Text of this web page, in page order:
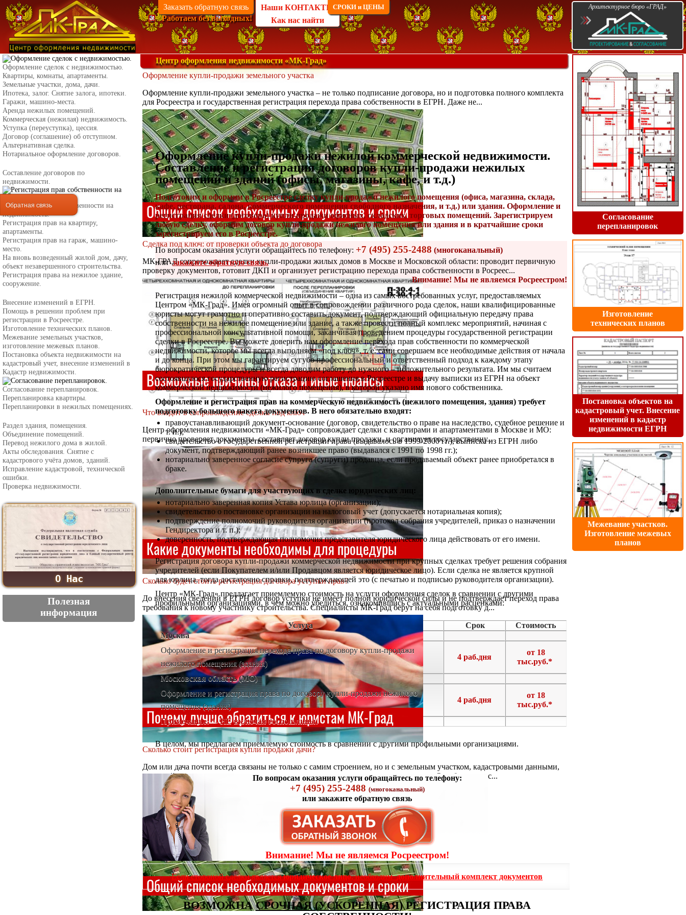
Заказать обратную связь
Работаем без выходных!
Наши КОНТАКТЫ
Как нас найти
СРОКИ и ЦЕНЫ Архитектурное бюро «ГРАД»
Центр оформления недвижимости «МК-Град»
Оформление купли-продажи земельного участка
Оформление купли-продажи земельного участка – не только подписание договора, но и подготовка полного комплекта
для Росреестра и государственная регистрация перехода права собственности в ЕГРН. Даже не...
Сделка под ключ: от проверки объекта до договора
МК-ГРАД сопровождает сделки купли-продажи жилых домов в Москве и Московской области: проводит первичную
проверку документов, готовит ДКП и организует регистрацию перехода права собственности в Росреес...
Что входит в сопровождение сделки под ключ
Центр оформления недвижимости «МК-Град» сопровождает сделки с квартирами и апартаментами в Москве и МО:
первично проверяет документы, составляет договор купли продажи, и организует государственну...
Сколько будет стоить регистрация договора уступки прав?
До внесения сведений в ЕГРН договор уступки не имеет полной юридической силы и не подтверждает переход права
требования к новому участнику строительства. Специалисты МК-Град берут на себя подготовку д...
Сколько стоит регистрация купли продажи дачи?
Дом или дача почти всегда связаны не только с самим строением, но и с земельным участком, кадастровыми данными,
историей владения, возможными ограничениями и зарегистрированными лицами. Ошибка в адрес...
Оформление купли-продажи нежилой коммерческой недвижимости.
Составление и регистрация договоров купли-продажи нежилых
помещений и зданий (офисы, магазины, кафе, и т.д.)
Подготовим и оформим в Росреестре сделку купли-продажи нежилого помещения (офиса, магазина, склада,
кафе, ресторана, салона, коммерческого помещения свободного назначения, и т.д.) или здания. Оформление и
регистрация сделки (договора) купли-продажи офисных, складских, торговых помещений. Зарегистрируем
любую сделку, оформим договор купли-продажи нежилого помещения или здания и в кратчайшие сроки
зарегистрируем его в Росреестре.
По вопросам оказания услуги обращайтесь по телефону: +7 (495) 255-2488 (многоканальный)
илизакажите обратную связь.
Внимание! Мы не являемся Росреестром!
Регистрация нежилой коммерческой недвижимости – одна из самых востребованных услуг, предоставляемых
Центром «МК-Град». Имея огромный опыт в сопровождении различного рода сделок, наши квалифицированные
юристы могут грамотно и оперативно составить документ, подтверждающий официальную передачу права
собственности на нежилое помещение или здание, а также провести полный комплекс мероприятий, начиная с
профессиональной консультативной помощи, заканчивая проведением процедуры государственной регистрации
сделки в Росреестре. Вы можете доверить нам оформление перехода прав собственности по коммерческой
недвижимости, которое мы всегда выполняем «под ключ», т. е. сами совершаем все необходимые действия от начала
и до конца. При этом мы гарантируем сугубо профессиональный и ответственный подход к каждому этапу
бюрократической процедуры и всегда доводим работу до нужного – положительного результата. Им мы считаем
состоявшуюся государственную регистрацию соглашения в Росреестре и выдачу выписки из ЕГРН на объект
коммерческой недвижимости (нежилого помещения), в которой указано имя нового собственника.
Оформление и регистрация прав на коммерческую недвижимость (нежилого помещения, здания) требует
подготовку большого пакета документов. В него обязательно входят:
правоустанавливающий документ-основание (договор, свидетельство о праве на наследство, судебное решение и
т. п.);
свидетельство о государственной регистрации права (выдавалось в 1999-2000 гг.), выписка из ЕГРН либо
документ, подтверждающий ранее возникшее право (выдавался с 1991 по 1998 гг.);
нотариально заверенное согласие супруга (супруги) продавца, если продаваемый объект ранее приобретался в
браке.
Дополнительные бумаги для участвующих в сделке юридических лиц:
нотариально заверенная копия Устава юрлица (организации);
свидетельство о постановке организации на налоговый учет (допускается нотариальная копия);
подтверждение полномочий руководителя организации (протокол собрания учредителей, приказ о назначении
Гендиректора и т. п.);
доверенность, подтверждающая полномочия представителя юридического лица действовать от его имени.
Регистрация договора купли-продажи коммерческой недвижимости при крупных сделках требует решения собрания
учредителей (если Покупателем и/или Продавцом является юридическое лицо). Если сделка не является крупной
для юрлица, тогда достаточно справки, подтверждающей это (с печатью и подписью руководителя организации).
Центр «МК-Град» предлагает приемлемую стоимость на услуги оформления сделок в сравнении с другими
профильными организациями, в чем можно убедиться, ознакомившись с актуальными расценками:
Услуга Срок
Стоимость
Москва
Оформление и регистрация перехода права по договору купли-продажи
нежилого помещения (здания)
4 раб.дня
от 18
тыс.руб.*
Московская область (МО)
Оформление и регистрация права по договору купли-продажи нежилого
помещения (здания)
4 раб.дня
от 18
тыс.руб.*
Примечание: *- НЕ включая госпошлины.
В целом, мы предлагаем приемлемую стоимость в сравнении с другими профильными организациями.
По вопросам оказания услуги обращайтесь по телефону:
+7 (495) 255-2488 (многоканальный)
или закажите обратную связь
Внимание! Мы не являемся Росреестром!
Если стороной сделки являетсяюридическое лицо, необходимдополнительный комплект документов
ВОЗМОЖНАСРОЧНАЯ (УСКОРЕННАЯ)РЕГИСТРАЦИЯ ПРАВА
Оформление сделок с недвижимостью.
Квартиры, комнаты, апартаменты.
Земельные участки, дома, дачи.
Ипотека, залог. Снятие залога, ипотеки.
Гаражи, машино-места.
Аренда нежилых помещений.
Коммерческая (нежилая) недвижимость.
Уступка (переуступка), цессия.
Договор (соглашение) об отступном.
Альтернативная сделка.
Нотариальное оформление договоров.
Составление договоров по
недвижимости.
Регистрация прав собственности на
недвижимость.
Регистрация прав на квартиру,
апартаменты.
Регистрация прав на гараж, машино-
место.
На вновь возведенный жилой дом, дачу,
объект незавершенного строительства.
Регистрация права на нежилое здание,
сооружение.
Внесение изменений в ЕГРН.
Помощь в решении проблем при
регистрации в Росреестре.
Изготовление технических планов.
Межевание земельных участков,
изготовление межевых планов.
Постановка объекта недвижимости на
кадастровый учет, внесение изменений в
Кадастр недвижимости.
Согласование перепланировок.
Перепланировка квартиры.
Перепланировки в нежилых помещениях.
Раздел здания, помещения.
Объединение помещений.
Перевод нежилого дома в жилой.
Акты обследования. Снятие с
кадастрового учёта домов, зданий.
Исправление кадастровой, технической
ошибки.
Проверка недвижимости.
О Нас
Полезная
информация
Согласование
перепланировок
Изготовление
технических планов
Постановка объектов на
кадастровый учет. Внесение
изменений в кадастр
недвижимости ЕГРН
Межевание участков.
Изготовление межевых
планов
Обратная связь